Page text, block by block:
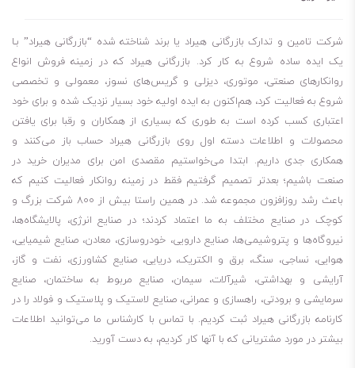
فول سینتتک
50% محافظت در برابر سایش
به حداقل رساندن حرارت
به حداقل رساندن آسیب سیستم اگزوز
تمیز نگه داشتن موتور
جلوگیری از نشتی
جلوگیری از تماس ناخواسته فلز با فلز
25% محافظت بیشتر در برابر رسوبات
به حداکثر رساندن راندمان مصرف سوخت
برای کسانی که می‌پرسند روغن موتور والوالین Valvoline HIGH MILEAGE
WITH MAXLIFE 5W-20 چند لیتر است، باید بگویم مظروف 4.7 لیتری این
روغن موجود است. لطفا توجه داشته باشید، برای چک کردن موجودی انبار
شرکت تامین و تدارک بازرگانی هیراد یا برند شناخته شده “بازرگانی هیراد” بـا
یک ایده ساده شروع به کار کرد. بازرگانی هیراد که در زمینه فروش انواع
روانکارهای صنعتی، موتوری، دیزلی و گریس‌های نسوز، معمولی و تخصصی
شروع به فعالیت کرد، هم‌اکنون به ایده اولیه خود بسیار نزدیک شده و برای خود
اعتباری کسب کرده است به طوری که بسیاری از همکاران و رقبا برای یافتن
محصولات و اطلاعات دسته اول روی بازرگانی هیراد حساب باز می‌کنند و
همکاری جدی داریم. ابتدا می‌خواستیم مقصدی امن برای مدیران خرید در
صنعت باشیم؛ بعدتر تصمیم گرفتیم فقط در زمینه روانکار فعالیت کنیم که
باعث رشد روزافزون مجموعه شد. در همین راستا بیش از 800 شرکت بزرگ و
کوچک در صنایع مختلف به ما اعتماد کردند؛ در صنایع انرژی، پالایشگاه‌ها،
نیروگاه‌ها و پتروشیمی‌ها، صنایع دارویی، خودروسازی، معادن، صنایع شیمیایی،
هوایی، نساجی، سنگ، برق و الکتریک، دریایی، صنایع کشاورزی، نفت و گاز،
آرایشی و بهداشتی، شیرآلات، سیمان، صنایع مربوط به ساختمان، صنایع
سرمایشی و برودتی، راهسازی و عمرانی، صنایع لاستیک و پلاستیک و فولاد را در
کارنامه بازرگانی هیراد ثبت کردیم. با تماس با کارشناس ما می‌توانید اطلاعات
بیشتر در مورد مشتریانی که با آنها کار کردیم، به دست آورید.